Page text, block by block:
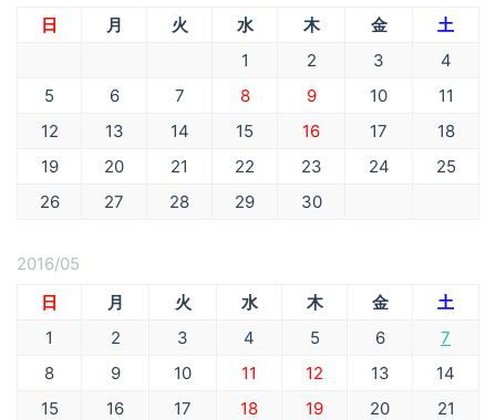
日
月 火 水 木 金
土
1
2 3
4
5
6 7 8 9 10
11
12
13 14 15 16 17
18
19
20 21 22 23 24
25
26
27 28 29 30
2016/05
日
月 火 水 木 金
土
1
2 3 4 5 6
7
8
9 10 11 12 13
14
15
16 17 18 19 20
21